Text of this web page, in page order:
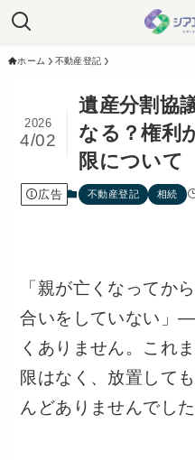
ホーム 不動産登記
遺産分割協
なる？権利
限について
2026
4/02
広告 不動産登記 相続
「親が亡くなってか
合いをしていない」
くありません。これ
限はなく、放置して
んどありませんでした